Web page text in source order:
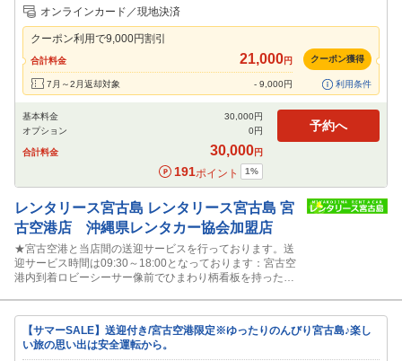
追加可能オプション
（次画面で選択ができます）
オンラインカード／現地決済
クーポン利用で9,000円割引
合計料金 21,000円
7月～2月返却対象 - 9,000円
クーポン獲得
利用条件
基本料金 30,000円
オプション
0円
合計料金 30,000円
191ポイント 1%
予約へ
レンタリース宮古島 レンタリース宮古島 宮
古空港店 沖縄県レンタカー協会加盟店
★宮古空港と当店間の送迎サービスを行っております。送
迎サービス時間は09:30～18:00となっております：宮古空
港内到着ロビーシーサー像前でひまわり柄看板を持ったス
【サマーSALE】送迎付き/宮古空港限定※ゆったりのんびり宮古島♪楽し
い旅の思い出は安全運転から。